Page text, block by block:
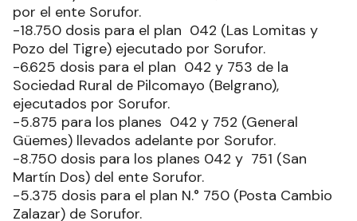
por el ente Sorufor.
-18.750 dosis para el plan 042 (Las Lomitas y
Pozo del Tigre) ejecutado por Sorufor.
-6.625 dosis para el plan 042 y 753 de la
Sociedad Rural de Pilcomayo (Belgrano),
ejecutados por Sorufor.
-5.875 para los planes 042 y 752 (General
Güemes) llevados adelante por Sorufor.
-8.750 dosis para los planes 042 y 751 (San
Martín Dos) del ente Sorufor.
-5.375 dosis para el plan N.° 750 (Posta Cambio
Zalazar) de Sorufor.